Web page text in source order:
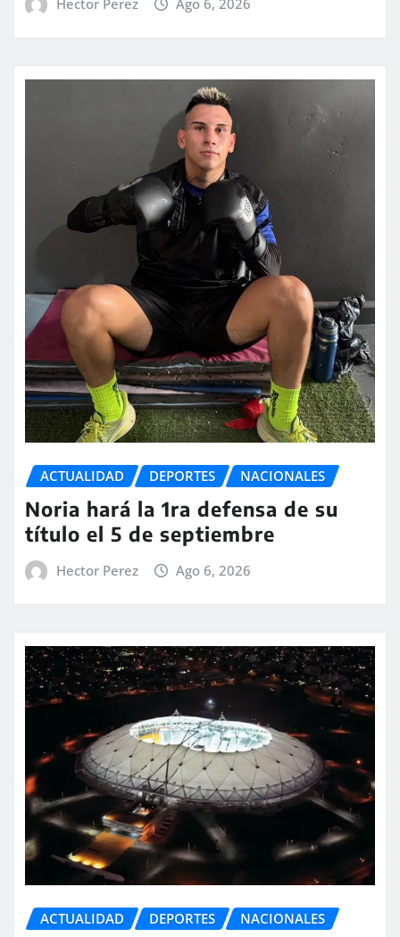
ACTUALIDAD DEPORTES NACIONALES
Noria hará la 1ra defensa de su
título el 5 de septiembre
Hector Perez Ago 6, 2026
ACTUALIDAD DEPORTES NACIONALES